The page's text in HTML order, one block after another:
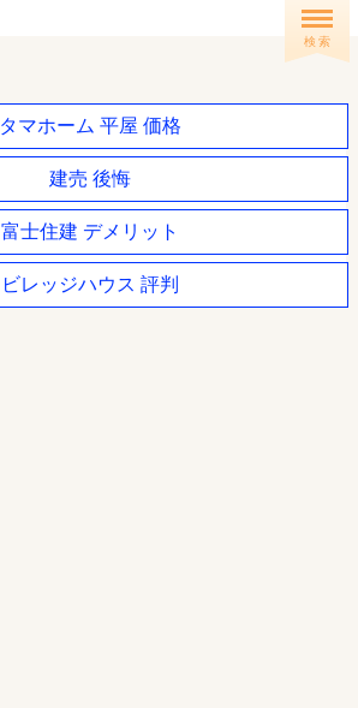
検 索
タマホーム 平屋 価格
建売 後悔
富士住建 デメリット
ビレッジハウス 評判